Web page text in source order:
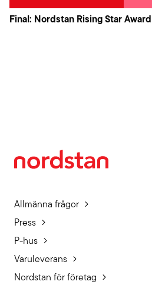
Final: Nordstan Rising Star Award
Allmänna frågor
Press
P-hus
Varuleverans
Nordstan för företag